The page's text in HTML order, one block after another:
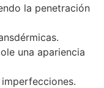
la penetración
una apariencia